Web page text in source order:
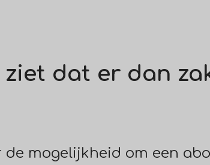
ziet dat er dan
de mogelijkheid om een